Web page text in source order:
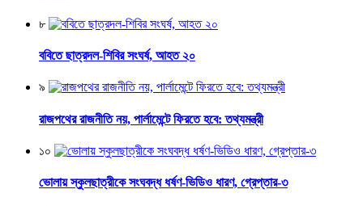
৮
ববিতে ছাত্রদল-শিবির সংঘর্ষ, আহত ২০
৯
রাজপথের রাজনীতি নয়, পার্লামেন্টে ফিরতে হবে: তথ্যমন্ত্রী
১০
ভোলায় স্কুলছাত্রীকে সংঘবদ্ধ ধর্ষণ-ভিডিও ধারণ, গ্রেপ্তার-৩